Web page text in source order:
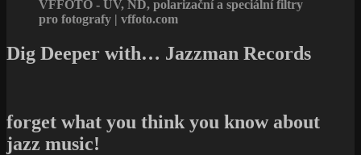
VFFOTO - UV, ND, polarizační a speciální filtry
pro fotografy | vffoto.com
Dig Deeper with… Jazzman Records
forget what you think you know about
jazz music!